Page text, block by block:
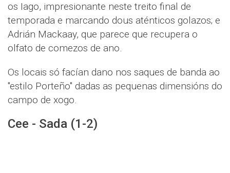
os Iago, impresionante neste treito final de
temporada e marcando dous aténticos golazos; e
Adrián Mackaay, que parece que recupera o
olfato de comezos de ano.
Os locais só facían dano nos saques de banda ao
"estilo Porteño" dadas as pequenas dimensións do
campo de xogo.
Cee - Sada (1-2)